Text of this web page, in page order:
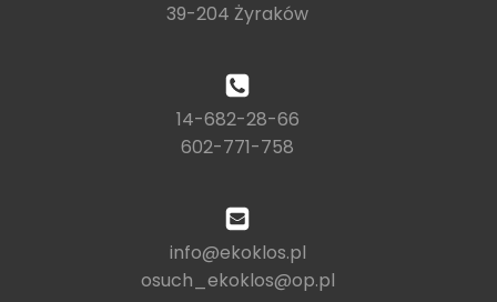
39-204 Żyraków
14-682-28-66
602-771-758
info@ekoklos.pl
osuch_ekoklos@op.pl